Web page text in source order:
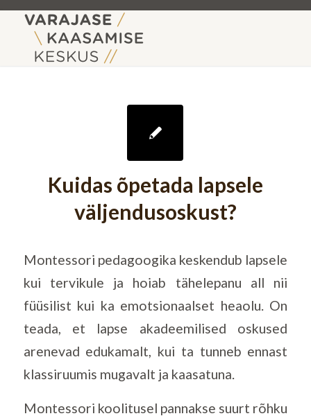
Kuidas õpetada lapsele
väljendusoskust?
Montessori pedagoogika keskendub lapsele
kui tervikule ja hoiab tähelepanu all nii
füüsilist kui ka emotsionaalset heaolu. On
teada, et lapse akadeemilised oskused
arenevad edukamalt, kui ta tunneb ennast
klassiruumis mugavalt ja kaasatuna.
Montessori koolitusel pannakse suurt rõhku